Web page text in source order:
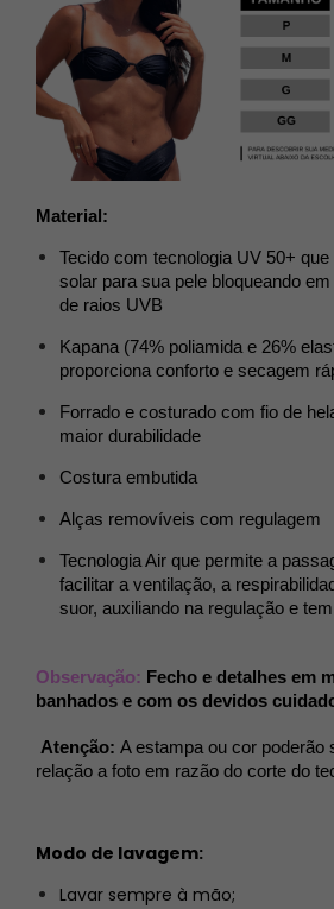
Material:
Tecido com tecnologia UV 50+
solar para sua pele bloqueando
de raios UVB
Kapana (74% poliamida e 26%
proporciona conforto e secagem
Forrado e costurado com fio de
maior durabilidade
Costura embutida
Alças removíveis com regulagem
Tecnologia Air que permite a
facilitar a ventilação, a
suor, auxiliando na regulação e
Observação: Fecho e detalhes em
banhados e com os devidos
Atenção: A estampa ou cor poderão
relação a foto em razão do corte do
Modo de lavagem:
Lavar sempre à mão;